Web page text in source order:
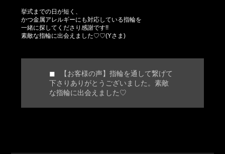
挙式までの日が短く、
かつ金属アレルギーにも対応している指輪を
一緒に探してくださり感謝です!!
素敵な指輪に出会えました♡♡(Yさま)
【お客様の声】指輪を通して繋げて
下さりありがとうございました。素敵
な指輪に出会えました♡